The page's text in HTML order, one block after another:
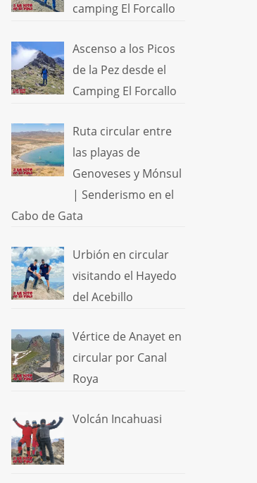
camping El Forcallo
Ascenso a los Picos
de la Pez desde el
Camping El Forcallo
Ruta circular entre
las playas de
Genoveses y Mónsul
| Senderismo en el
Cabo de Gata
Urbión en circular
visitando el Hayedo
del Acebillo
Vértice de Anayet en
circular por Canal
Roya
Volcán Incahuasi